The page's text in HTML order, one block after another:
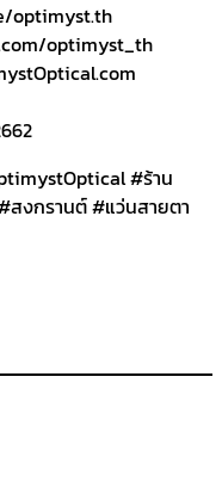
optimyst.th
optimyst_th
#ร้าน
สงกรานต์ #แว่นสายตา